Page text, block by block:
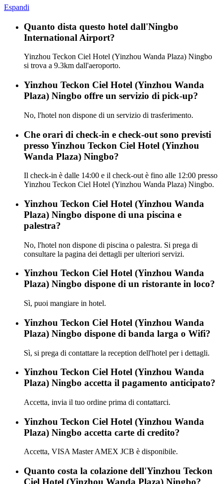
Espandi
Quanto dista questo hotel dall'Ningbo
International Airport?
Yinzhou Teckon Ciel Hotel (Yinzhou Wanda Plaza) Ningbo
si trova a 9.3km dall'aeroporto.
Yinzhou Teckon Ciel Hotel (Yinzhou Wanda
Plaza) Ningbo offre un servizio di pick-up?
No, l'hotel non dispone di un servizio di trasferimento.
Che orari di check-in e check-out sono previsti
presso Yinzhou Teckon Ciel Hotel (Yinzhou
Wanda Plaza) Ningbo?
Il check-in è dalle 14:00 e il check-out è fino alle 12:00 presso
Yinzhou Teckon Ciel Hotel (Yinzhou Wanda Plaza) Ningbo.
Yinzhou Teckon Ciel Hotel (Yinzhou Wanda
Plaza) Ningbo dispone di una piscina e
palestra?
No, l'hotel non dispone di piscina o palestra. Si prega di
consultare la pagina dei dettagli per ulteriori servizi.
Yinzhou Teckon Ciel Hotel (Yinzhou Wanda
Plaza) Ningbo dispone di un ristorante in loco?
Sì, puoi mangiare in hotel.
Yinzhou Teckon Ciel Hotel (Yinzhou Wanda
Plaza) Ningbo dispone di banda larga o Wifi?
Sì, si prega di contattare la reception dell'hotel per i dettagli.
Yinzhou Teckon Ciel Hotel (Yinzhou Wanda
Plaza) Ningbo accetta il pagamento anticipato?
Accetta, invia il tuo ordine prima di contattarci.
Yinzhou Teckon Ciel Hotel (Yinzhou Wanda
Plaza) Ningbo accetta carte di credito?
Accetta, VISA Master AMEX JCB è disponibile.
Quanto costa la colazione dell'Yinzhou Teckon
Ciel Hotel (Yinzhou Wanda Plaza) Ningbo?